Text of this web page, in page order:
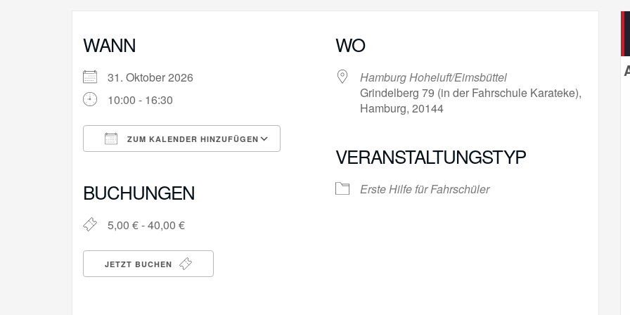
WANN
31. Oktober 2026
10:00 - 16:30
ZUM KALENDER HINZUFÜGEN
Google Kalender iCalendar
BUCHUNGEN
5,00 € - 40,00 €
JETZT BUCHEN
WO
Hamburg Hoheluft/Eimsbüttel
Grindelberg 79 (in der Fahrschule Karateke),
Hamburg, 20144
VERANSTALTUNGSTYP
Erste Hilfe für Fahrschüler